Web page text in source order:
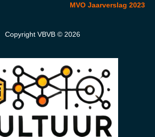
MVO Jaarverslag 2023
Copyright VBVB © 2026